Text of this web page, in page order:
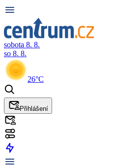
sobota 8. 8.
so 8. 8.
26°C
Přihlášení